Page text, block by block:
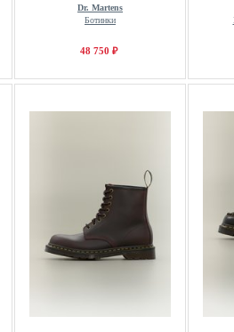
Dr. Martens
Ботинки
48 750 ₽